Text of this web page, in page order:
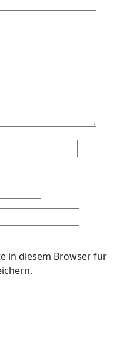
in diesem Browser für